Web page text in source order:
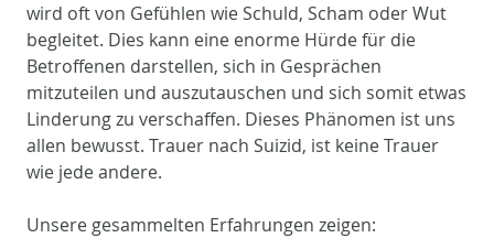
wird oft von Gefühlen wie Schuld, Scham oder Wut
begleitet. Dies kann eine enorme Hürde für die
Betroffenen darstellen, sich in Gesprächen
mitzuteilen und auszutauschen und sich somit etwas
Linderung zu verschaffen. Dieses Phänomen ist uns
allen bewusst. Trauer nach Suizid, ist keine Trauer
wie jede andere.
Unsere gesammelten Erfahrungen zeigen: